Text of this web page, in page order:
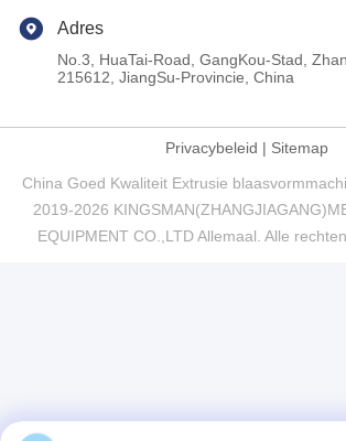
Adres
No.3, HuaTai-Road, GangKou-Stad,
215612, JiangSu-Provincie, China
Privacybeleid | Sitemap
China Goed Kwaliteit Extrusie
2019-2026
EQUIPMENT CO.,LTD Allemaal. Alle